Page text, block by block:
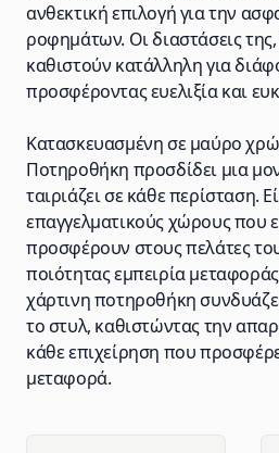
ανθεκτική επιλογή για την
ροφημάτων. Οι διαστάσεις
καθιστούν κατάλληλη για
προσφέροντας ευελιξία και
Κατασκευασμένη σε μαύρο
Ποτηροθήκη προσδίδει μια
ταιριάζει σε κάθε περίσταση.
επαγγελματικούς χώρους που
προσφέρουν στους πελάτες
ποιότητας εμπειρία
χάρτινη ποτηροθήκη
το στυλ, καθιστώντας την
κάθε επιχείρηση που
μεταφορά.